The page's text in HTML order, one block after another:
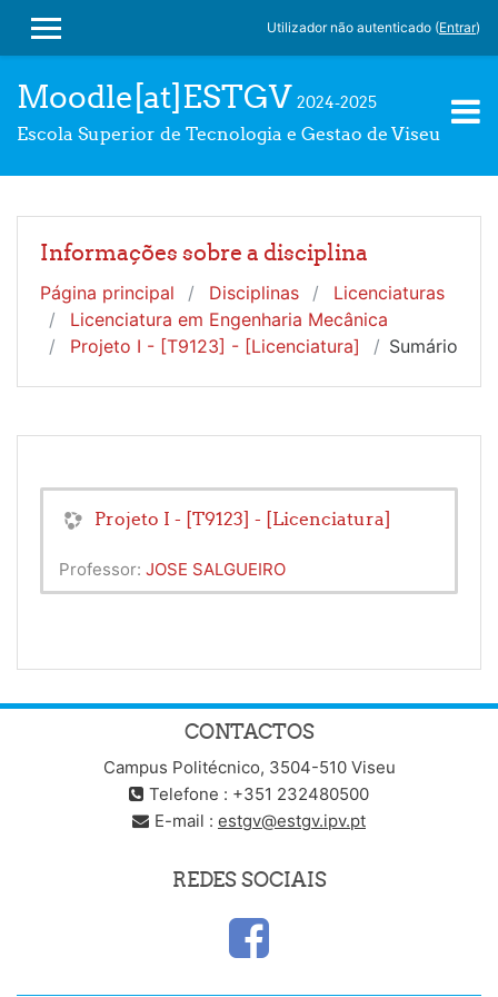
PAINEL LATERAL
Utilizador não autenticado (Entrar)
Moodle[at]ESTGV 2024-2025
Escola Superior de Tecnologia e Gestao de Viseu
Informações sobre a disciplina
Página principal Disciplinas
Licenciaturas
Licenciatura em Engenharia Mecânica
Projeto I - [T9123] - [Licenciatura]
Sumário
Projeto I - [T9123] - [Licenciatura]
Professor: JOSE SALGUEIRO
CONTACTOS
Campus Politécnico, 3504-510 Viseu
Telefone : +351 232480500
E-mail : estgv@estgv.ipv.pt
REDES SOCIAIS